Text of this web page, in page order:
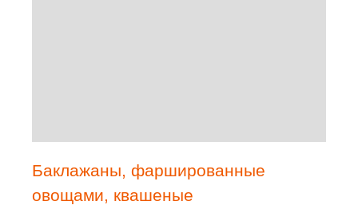
Баклажаны, фаршированные
овощами, квашеные